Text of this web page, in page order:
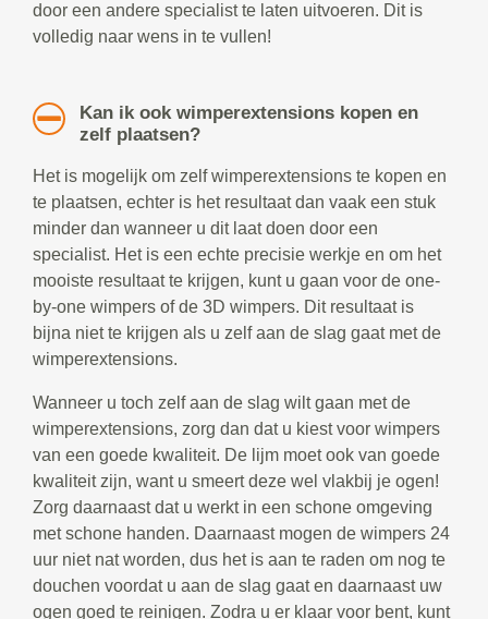
door een andere specialist te laten uitvoeren. Dit is
volledig naar wens in te vullen!
Kan ik ook wimperextensions kopen en
zelf plaatsen?
Het is mogelijk om zelf wimperextensions te kopen en
te plaatsen, echter is het resultaat dan vaak een stuk
minder dan wanneer u dit laat doen door een
specialist. Het is een echte precisie werkje en om het
mooiste resultaat te krijgen, kunt u gaan voor de one-
by-one wimpers of de 3D wimpers. Dit resultaat is
bijna niet te krijgen als u zelf aan de slag gaat met de
wimperextensions.
Wanneer u toch zelf aan de slag wilt gaan met de
wimperextensions, zorg dan dat u kiest voor wimpers
van een goede kwaliteit. De lijm moet ook van goede
kwaliteit zijn, want u smeert deze wel vlakbij je ogen!
Zorg daarnaast dat u werkt in een schone omgeving
met schone handen. Daarnaast mogen de wimpers 24
uur niet nat worden, dus het is aan te raden om nog te
douchen voordat u aan de slag gaat en daarnaast uw
ogen goed te reinigen. Zodra u er klaar voor bent, kunt